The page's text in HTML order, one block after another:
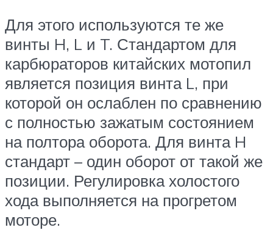
Для этого используются те же
винты H, L и T. Стандартом для
карбюраторов китайских мотопил
является позиция винта L, при
которой он ослаблен по сравнению
с полностью зажатым состоянием
на полтора оборота. Для винта H
стандарт – один оборот от такой же
позиции. Регулировка холостого
хода выполняется на прогретом
моторе.